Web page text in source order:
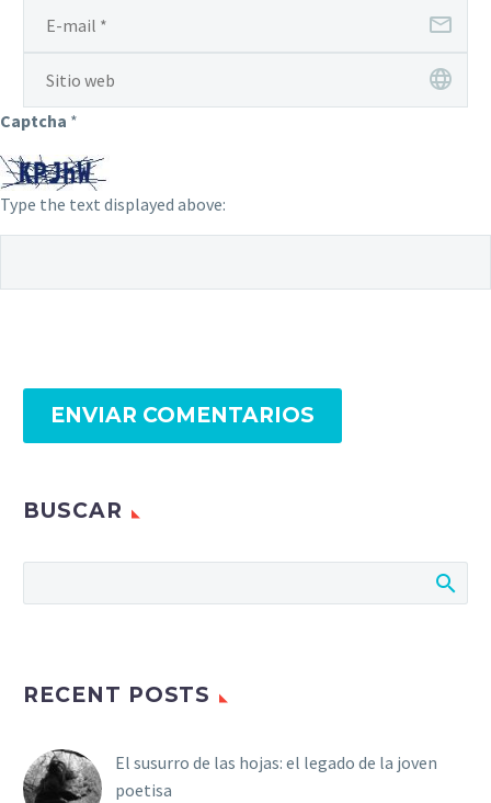
Captcha *
Type the text displayed above:
ENVIAR COMENTARIOS
BUSCAR
RECENT POSTS
El susurro de las hojas: el legado de la joven
poetisa